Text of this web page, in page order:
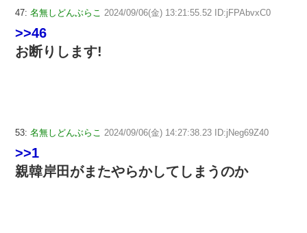
47: 名無しどんぶらこ 2024/09/06(金) 13:21:55.52 ID:jFPAbvxC0
>>46
お断りします!
53: 名無しどんぶらこ 2024/09/06(金) 14:27:38.23 ID:jNeg69Z40
>>1
親韓岸田がまたやらかしてしまうのか